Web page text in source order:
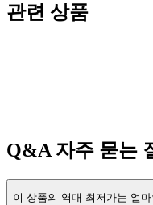
관련 상품
Q&A자주 묻는
이 상품의 역대 최저가는 얼